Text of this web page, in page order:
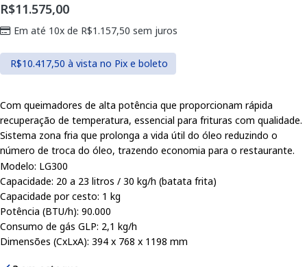
R$11.575,00
Em até 10x de R$1.157,50 sem juros
R$10.417,50 à vista no Pix e boleto
Com queimadores de alta potência que proporcionam rápida
recuperação de temperatura, essencial para frituras com qualidade.
Sistema zona fria que prolonga a vida útil do óleo reduzindo o
número de troca do óleo, trazendo economia para o restaurante.
Modelo: LG300
Capacidade: 20 a 23 litros / 30 kg/h (batata frita)
Capacidade por cesto: 1 kg
Potência (BTU/h): 90.000
Consumo de gás GLP: 2,1 kg/h
Dimensões (CxLxA): 394 x 768 x 1198 mm